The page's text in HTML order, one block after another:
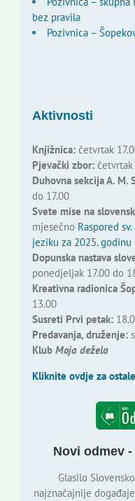
bez pravila
Pozivnica –
Aktivnosti
Knjižnica:četvrtak
Pjevački zbor:četvrtak
Duhovna sekcija A. M.
do 17.00
Svete mise na
mjesečno Raspored
jeziku za 2025. godinu
Dopunska nastava
ponedjeljak 17.00 do
Kreativna radionica
13.00
Susreti Prvi petak:
Predavanja, druženje:
Klub Moja dežela
Kliknite ovdje za
Novi odmev
Glasilo
najznačajnije